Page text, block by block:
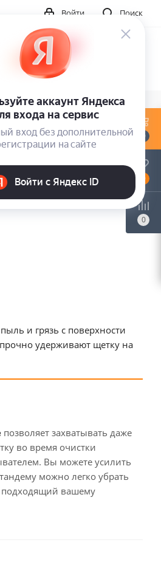
Поиск
Войти
и грязь с поверхности
удерживают щетку на
позволяет захватывать даже
во время очистки
Вы можете усилить
можно легко убрать
подходящий вашему
0
0
0